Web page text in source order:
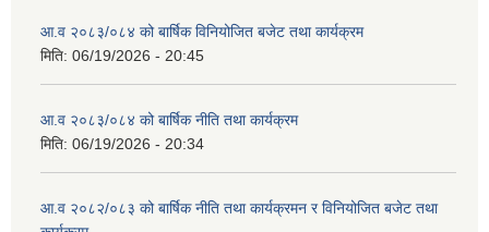
आ.व २०८३/०८४ को बार्षिक विनियोजित बजेट तथा कार्यक्रम
मिति: 06/19/2026 - 20:45
आ.व २०८३/०८४ को बार्षिक नीति तथा कार्यक्रम
मिति: 06/19/2026 - 20:34
आ.व २०८२/०८३ को बार्षिक नीति तथा कार्यक्रमन र विनियोजित बजेट तथा